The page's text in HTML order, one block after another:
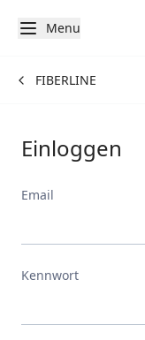
Menu
FIBERLINE
Einloggen
Email
Kennwort